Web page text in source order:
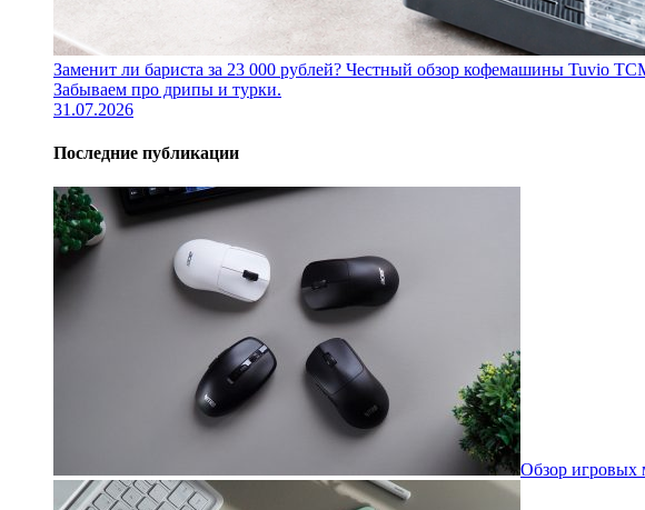
Заменит ли бариста за 23 000 рублей? Честный обзор кофемашины Tuvio
Забываем про дрипы и турки.
31.07.2026
Последние публикации
Обзор